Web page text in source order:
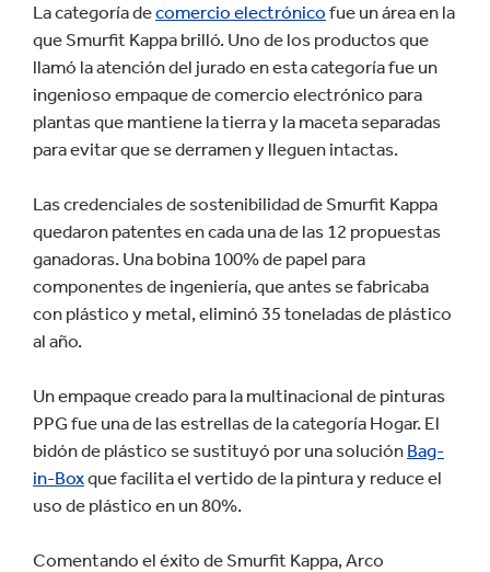
La categoría decomercio electrónico fue un área en la
que Smurfit Kappa brilló. Uno de los productos que
llamó la atención del jurado en esta categoría fue un
ingenioso empaque de comercio electrónico para
plantas que mantiene la tierra y la maceta separadas
para evitar que se derramen y lleguen intactas.
Las credenciales de sostenibilidad de Smurfit Kappa
quedaron patentes en cada una de las 12 propuestas
ganadoras. Una bobina 100% de papel para
componentes de ingeniería, que antes se fabricaba
con plástico y metal, eliminó 35 toneladas de plástico
al año.
Un empaque creado para la multinacional de pinturas
PPG fue una de las estrellas de la categoría Hogar. El
bidón de plástico se sustituyó por una solución Bag-
in-Boxque facilita el vertido de la pintura y reduce el
uso de plástico en un 80%.
Comentando el éxito de Smurfit Kappa, Arco